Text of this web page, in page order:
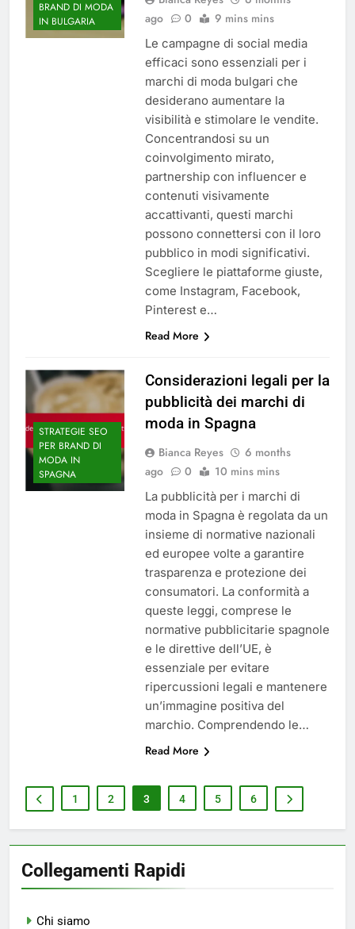
BRAND DI MODA
IN BULGARIA
ago
0 9 mins mins
Le campagne di social media
efficaci sono essenziali per i
marchi di moda bulgari che
desiderano aumentare la
visibilità e stimolare le vendite.
Concentrandosi su un
coinvolgimento mirato,
partnership con influencer e
contenuti visivamente
accattivanti, questi marchi
possono connettersi con il loro
pubblico in modi significativi.
Scegliere le piattaforme giuste,
come Instagram, Facebook,
Pinterest e…
Read More
STRATEGIE SEO
PER BRAND DI
MODA IN
SPAGNA
Considerazioni legali per la
pubblicità dei marchi di
moda in Spagna
Bianca Reyes
6 months
ago
0 10 mins mins
La pubblicità per i marchi di
moda in Spagna è regolata da un
insieme di normative nazionali
ed europee volte a garantire
trasparenza e protezione dei
consumatori. La conformità a
queste leggi, comprese le
normative pubblicitarie spagnole
e le direttive dell’UE, è
essenziale per evitare
ripercussioni legali e mantenere
un’immagine positiva del
marchio. Comprendendo le…
Read More
1 2 3 4 5 6
Collegamenti Rapidi
Chi siamo